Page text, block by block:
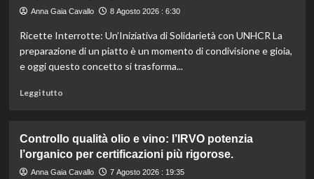
Anna Gaia Cavallo 8 Agosto 2026 : 6:30
Ricette Interrotte: Un’Iniziativa di Solidarietà con UNHCR La
preparazione di un piatto è un momento di condivisione e gioia,
e oggi questo concetto si trasforma...
Leggi tuttoLeggi
Marco
Bianchi:
“Ricette
Controllo qualità olio e vino: l’IRVO potenzia
l’organico per certificazioni più rigorose.
Anna Gaia Cavallo 7 Agosto 2026 : 19:35